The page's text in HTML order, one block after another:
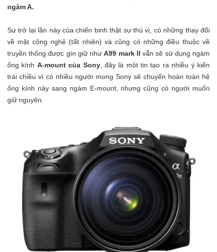
ngàm A.
Sự trở lại lần này của chiến binh thật sự thú vị, có những thay đổi
về mặt công nghệ (tất nhiên) và cũng có những điều thuộc về
truyền thống được gìn giữ nhưA99 mark II vẫn sẽ sử dụng ngàm
ống kính A-mount của Sony, đây là một tin tạo ra nhiều ý kiến
trái chiều vì có nhiều người mong Sony sẽ chuyển hoàn toàn hệ
ống kính này sang ngàm E-mount, nhưng cũng có người muốn
giữ nguyên.